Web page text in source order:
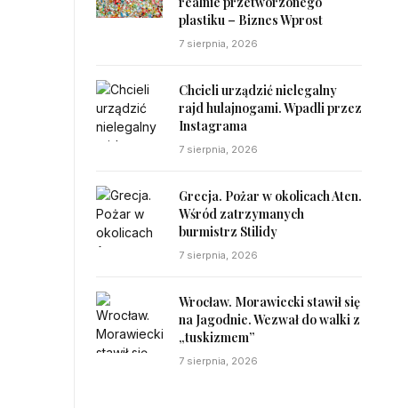
plastiku – Biznes Wprost
7 sierpnia, 2026
Chcieli urządzić nielegalny
rajd hulajnogami. Wpadli przez
Instagrama
7 sierpnia, 2026
Grecja. Pożar w okolicach Aten.
Wśród zatrzymanych
burmistrz Stilidy
7 sierpnia, 2026
Wrocław. Morawiecki stawił się
na Jagodnie. Wezwał do walki z
„tuskizmem”
7 sierpnia, 2026